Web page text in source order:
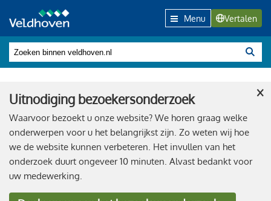
Menu Vertalen
Uitnodiging bezoekersonderzoek
Waarvoor bezoekt u onze website? We horen graag welke
onderwerpen voor u het belangrijkst zijn. Zo weten wij hoe
we de website kunnen verbeteren. Het invullen van het
onderzoek duurt ongeveer 10 minuten. Alvast bedankt voor
uw medewerking.
×